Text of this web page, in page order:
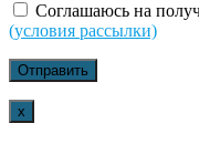
Соглашаюсь на
(условия рассылки)
x